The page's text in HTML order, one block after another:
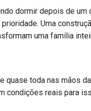
dormir depois de um
Uma
uma família
quase toda nas mãos
condições reais para